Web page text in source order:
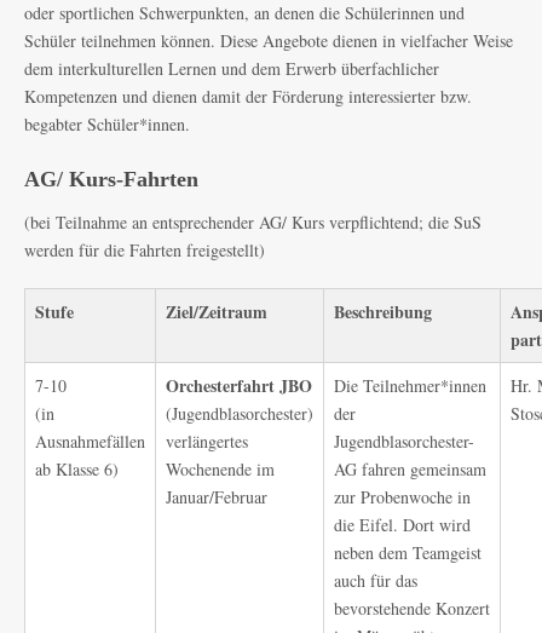
oder sportlichen Schwerpunkten, an denen die Schülerinnen und
Schüler teilnehmen können. Diese Angebote dienen in vielfacher Weise
dem interkulturellen Lernen und dem Erwerb überfachlicher
Kompetenzen und dienen damit der Förderung interessierter bzw.
begabter Schüler*innen.
AG/ Kurs-Fahrten
(bei Teilnahme an entsprechender AG/ Kurs verpflichtend; die SuS
werden für die Fahrten freigestellt)
Stufe Ziel/Zeitraum Beschreibung
7-10
(in
Ausnahmefällen
ab Klasse 6)
OrchesterfahrtJBO
(Jugendblasorchester)
verlängertes
Wochenende im
Januar/Februar
Die Teilnehmer*innen
der
Jugendblasorchester-
AG fahren gemeinsam
zur Probenwoche in
die Eifel. Dort wird
neben dem Teamgeist
auch für das
bevorstehende Konzert
Hr.